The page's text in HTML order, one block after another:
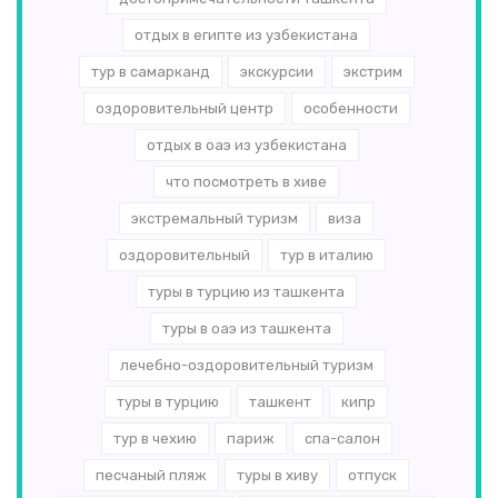
отдых в египте из узбекистана
тур в самарканд экскурсии экстрим
оздоровительный центр особенности
отдых в оаэ из узбекистана
что посмотреть в хиве
экстремальный туризм виза
оздоровительный тур в италию
туры в турцию из ташкента
туры в оаэ из ташкента
лечебно-оздоровительный туризм
туры в турцию ташкент кипр
тур в чехию париж спа-салон
песчаный пляж туры в хиву отпуск